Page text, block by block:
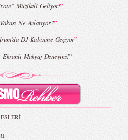
Müzikali Geliyor!”
Ne Anlatıyor?”
DJ Kabinine Geçiyor”
Ekranlı Makyaj Deneyimi!”